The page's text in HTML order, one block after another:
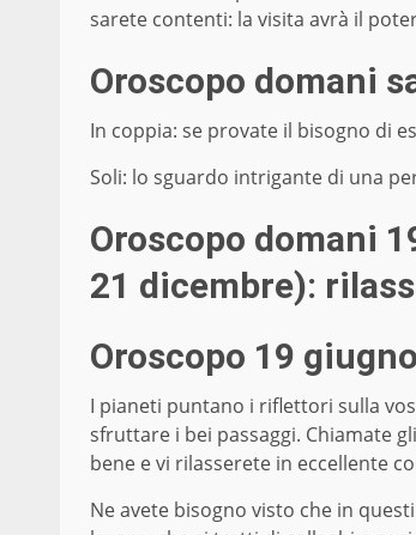
sarete contenti: la visita avrà il
Oroscopo domani
In coppia: se provate il bisogno di
Soli: lo sguardo intrigante di una
Oroscopo domani
21 dicembre):
Oroscopo 19
I pianeti puntano i riflettori sulla
sfruttare i bei passaggi. Chiamate
bene e vi rilasserete in eccellente
Ne avete bisogno visto che in